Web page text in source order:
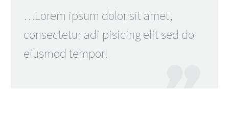
…Lorem ipsum dolor sit amet,
consectetur adi pisicing elit sed do
eiusmod tempor!